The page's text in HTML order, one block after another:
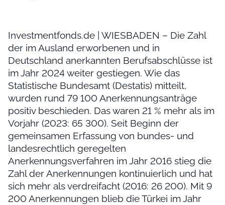
Investmentfonds.de | WIESBADEN – Die Zahl
der im Ausland erworbenen und in
Deutschland anerkannten Berufsabschlüsse ist
im Jahr 2024 weiter gestiegen. Wie das
Statistische Bundesamt (Destatis) mitteilt,
wurden rund 79 100 Anerkennungsanträge
positiv beschieden. Das waren 21 % mehr als im
Vorjahr (2023: 65 300). Seit Beginn der
gemeinsamen Erfassung von bundes- und
landesrechtlich geregelten
Anerkennungsverfahren im Jahr 2016 stieg die
Zahl der Anerkennungen kontinuierlich und hat
sich mehr als verdreifacht (2016: 26 200). Mit 9
200 Anerkennungen blieb die Türkei im Jahr